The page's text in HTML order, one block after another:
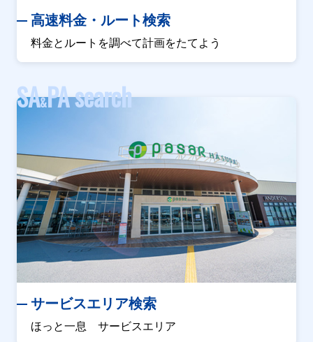
高速料金・ルート検索
料金とルートを調べて計画をたてよう
SA&PA search
サービスエリア検索
ほっと一息 サービスエリア